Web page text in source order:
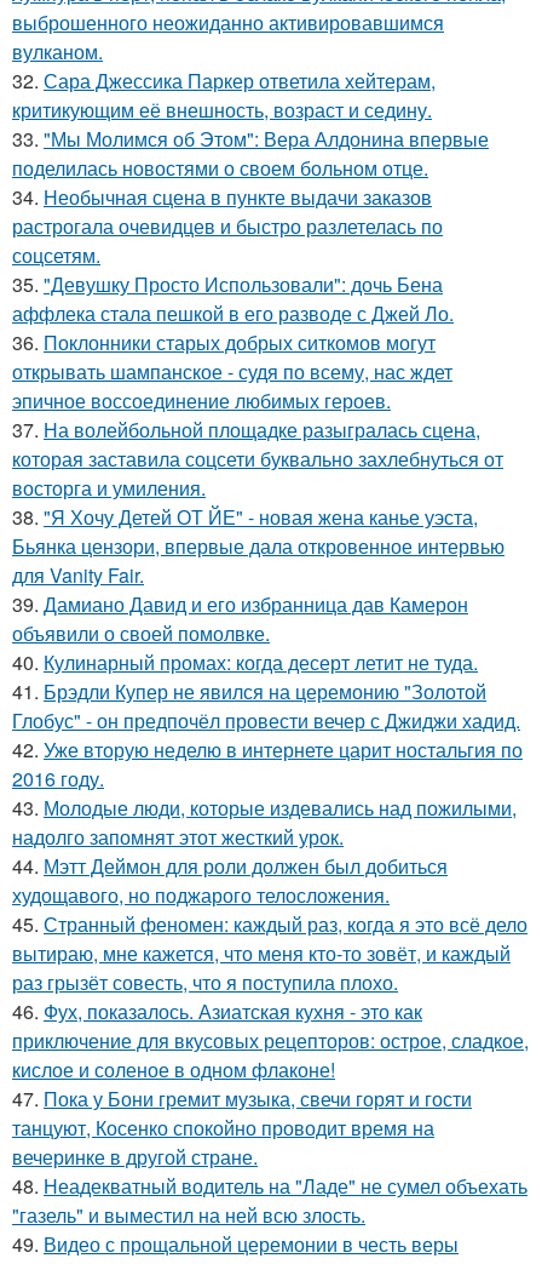
выброшенного неожиданно активировавшимся
вулканом.
32. Сара Джессика Паркер ответила хейтерам,
критикующим её внешность, возраст и седину.
33. "Мы Молимся об Этом": Вера Алдонина впервые
поделилась новостями о своем больном отце.
34. Необычная сцена в пункте выдачи заказов
растрогала очевидцев и быстро разлетелась по
соцсетям.
35. "Девушку Просто Использовали": дочь Бена
аффлека стала пешкой в его разводе с Джей Ло.
36. Поклонники старых добрых ситкомов могут
открывать шампанское - судя по всему, нас ждет
эпичное воссоединение любимых героев.
37. На волейбольной площадке разыгралась сцена,
которая заставила соцсети буквально захлебнуться от
восторга и умиления.
38. "Я Хочу Детей ОТ ЙЕ" - новая жена канье уэста,
Бьянка цензори, впервые дала откровенное интервью
для Vanity Fair.
39. Дамиано Давид и его избранница дав Камерон
объявили о своей помолвке.
40. Кулинарный промах: когда десерт летит не туда.
41. Брэдли Купер не явился на церемонию "Золотой
Глобус" - он предпочёл провести вечер с Джиджи хадид.
42. Уже вторую неделю в интернете царит ностальгия по
2016 году.
43. Молодые люди, которые издевались над пожилыми,
надолго запомнят этот жесткий урок.
44. Мэтт Деймон для роли должен был добиться
худощавого, но поджарого телосложения.
45. Странный феномен: каждый раз, когда я это всё дело
вытираю, мне кажется, что меня кто-то зовёт, и каждый
раз грызёт совесть, что я поступила плохо.
46. Фух, показалось. Азиатская кухня - это как
приключение для вкусовых рецепторов: острое, сладкое,
кислое и соленое в одном флаконе!
47. Пока у Бони гремит музыка, свечи горят и гости
танцуют, Косенко спокойно проводит время на
вечеринке в другой стране.
48. Неадекватный водитель на "Ладе" не сумел объехать
"газель" и выместил на ней всю злость.
49. Видео с прощальной церемонии в честь веры